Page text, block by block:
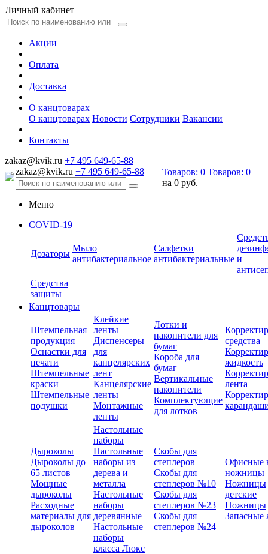
Личный кабинет
Акции
Оплата
Доставка
О канцтоварах
О канцтоварах Новости Сотрудники Вакансии
Контакты
zakaz@kvik.ru +7 495 649-65-88
zakaz@kvik.ru +7 495 649-65-88 Товаров: 0 Товаров: 0
на 0 руб.
Меню
COVID-19
Дозаторы
Мыло
антибактериальное
Салфетки
антибактериальные и
Средства
защиты
Канцтовары
Штемпельная
продукция
Оснастки для
печати
Штемпельные
краски
Штемпельные
подушки
Клейкие
ленты
Диспенсеры
для
канцелярских
лент
Канцелярские
ленты
Монтажные
ленты
Лотки и
накопители для
бумаг
Короба для
бумаг
Вертикальные
накопители
Комплектующие
для лотков
средства
жидкость
лента
Дыроколы
Дыроколы до
65 листов
Мощные
дыроколы
Расходные
материалы для
дыроколов
Настольные
наборы
Настольные
наборы из
дерева и
металла
Настольные
наборы
деревянные
Настольные
наборы
класса Люкс
Скобы для
степлеров
Скобы для
степлеров №10
Скобы для
степлеров №23
Скобы для
степлеров №24
Офисные
ножницы
Ножницы
детские
Ножницы
Запасные